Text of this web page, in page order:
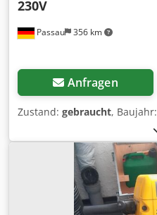
Passau 356 km
230V
Anfragen
Zustand: gebraucht, Baujahr: